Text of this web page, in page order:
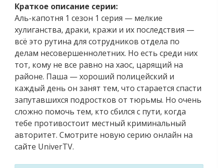
Краткое описание серии:
Аль-капотня 1 сезон 1 серия — мелкие
хулиганства, драки, кражи и их последствия —
всё это рутина для сотрудников отдела по
делам несовершеннолетних. Но есть среди них
тот, кому не все равно на хаос, царящий на
районе. Паша — хороший полицейский и
каждый день он занят тем, что старается спасти
запутавшихся подростков от тюрьмы. Но очень
сложно помочь тем, кто сбился с пути, когда
тебе противостоит местный криминальный
авторитет. Смотрите новую серию онлайн на
сайте UniverTV.